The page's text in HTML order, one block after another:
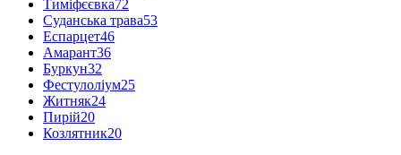
Тиміфєєвка72
Суданська трава53
Еспарцет46
Амарант36
Буркун32
Фестулоліум25
Житняк24
Пирій20
Козлятник20